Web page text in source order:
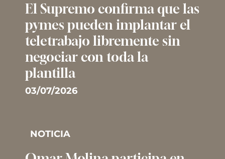
El Supremo confirma que las
pymes pueden implantar el
teletrabajo libremente sin
negociar con toda la
plantilla
03/07/2026
NOTICIA